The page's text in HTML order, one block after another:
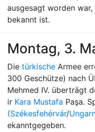
ausgesagt worden
bekannt ist.
Montag, 3.
Die türkische Armee
300 Geschütze) nach
Mehmed IV. überträgt
ir Kara Mustafa Paşa.
(Székesfehérvár/
ekanntgegeben.